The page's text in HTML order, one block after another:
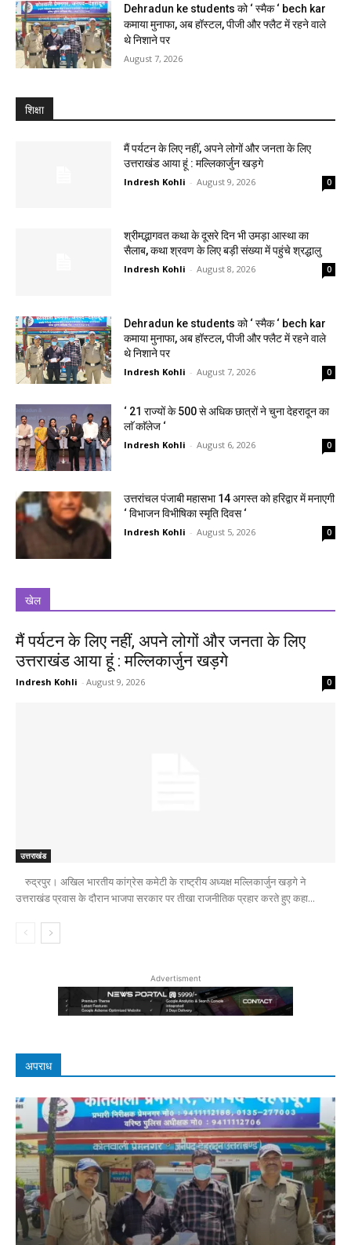
Dehradun ke students को ‘ स्मैक ‘ bech kar
कमाया मुनाफा, अब हॉस्टल, पीजी और फ्लैट में रहने वाले
थे निशाने पर
August 7, 2026
शिक्षा
मैं पर्यटन के लिए नहीं, अपने लोगों और जनता के लिए
उत्तराखंड आया हूं : मल्लिकार्जुन खड़गे
Indresh Kohli - August 9, 2026 0
श्रीमद्भागवत कथा के दूसरे दिन भी उमड़ा आस्था का
सैलाब, कथा श्रवण के लिए बड़ी संख्या में पहुंचे श्रद्धालु
Indresh Kohli - August 8, 2026 0
Dehradun ke students को ‘ स्मैक ‘ bech kar
कमाया मुनाफा, अब हॉस्टल, पीजी और फ्लैट में रहने वाले
थे निशाने पर
Indresh Kohli - August 7, 2026 0
‘ 21 राज्यों के 500 से अधिक छात्रों ने चुना देहरादून का
लाॅ काॅलेज ‘
Indresh Kohli - August 6, 2026 0
उत्तरांचल पंजाबी महासभा 14 अगस्त को हरिद्वार में मनाएगी
‘ विभाजन विभीषिका स्मृति दिवस ‘
Indresh Kohli - August 5, 2026 0
खेल
मैं पर्यटन के लिए नहीं, अपने लोगों और जनता के लिए
उत्तराखंड आया हूं : मल्लिकार्जुन खड़गे
Indresh Kohli - August 9, 2026 0
उत्तराखंड
रुद्रपुर। अखिल भारतीय कांग्रेस कमेटी के राष्ट्रीय अध्यक्ष मल्लिकार्जुन खड़गे ने
उत्तराखंड प्रवास के दौरान भाजपा सरकार पर तीखा राजनीतिक प्रहार करते हुए कहा...
Advertisment
अपराध